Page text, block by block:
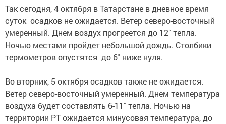
Так сегодня, 4 октября в Татарстане в дневное время
суток осадков не ожидается. Ветер северо-восточный
умеренный. Днем воздух прогреется до 12˚ тепла.
Ночью местами пройдет небольшой дождь. Столбики
термометров опустятся до 6˚ ниже нуля.
Во вторник, 5 октября осадков также не ожидается.
Ветер северо-восточный умеренный. Днем температура
воздуха будет составлять 6-11˚ тепла. Ночью на
территории РТ ожидается минусовая температура, до